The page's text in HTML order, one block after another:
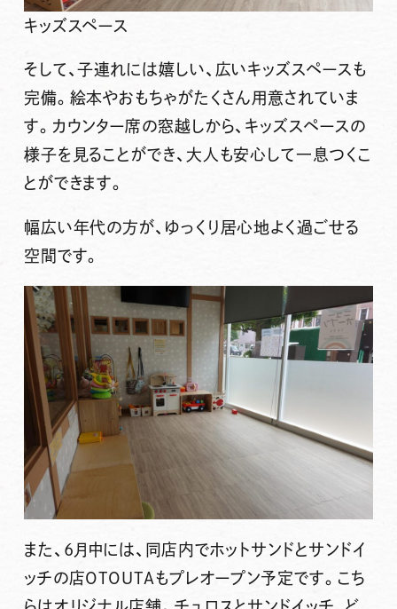
キッズスペース
そして、子連れには嬉しい、広いキッズスペース も
完備。絵本やおもちゃがたくさん用意されていま
す。カウンター席の窓越しから、キッズスペースの
様子を見ることができ、大人も安心して一息つくこ
とができます。
幅広い年代の方が、ゆっくり居心地よく過ごせる
空間です。
また、6月中には、同店内でホットサンドと サンドイ
ッチの店OTOUTAもプレオープン予定です。こち